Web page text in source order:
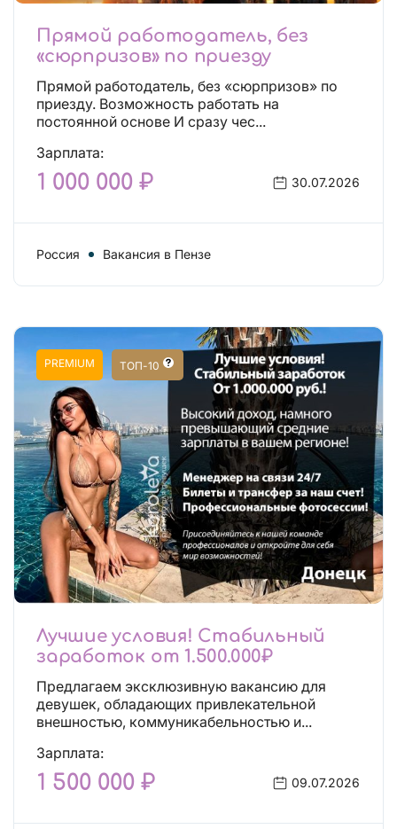
Прямой работодатель, без
«сюрпризов» по приезду
Прямой работодатель, без «сюрпризов» по
приезду. Возможность работать на
постоянной основе И сразу чес...
Зарплата:
1 000 000 ₽ 30.07.2026
Россия Вакансия в Пензе
PREMIUM ТОП-10
Лучшие условия! Стабильный
заработок от 1.500.000₽
Предлагаем эксклюзивную вакансию для
девушек, обладающих привлекательной
внешностью, коммуникабельностью и...
Зарплата:
1 500 000 ₽ 09.07.2026